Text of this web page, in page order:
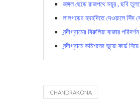
জঙ্গল ছেড়ে রাজপথে ময়ূর , ছবি
লালগড়ের হদহদিতে দেওয়ালে সিঁদ
নন্দীগ্রামের বিরুলিয়া বাজার
নন্দীগ্রামে কমিশনের ভুয়ো কার্ড
CHANDRAKONA